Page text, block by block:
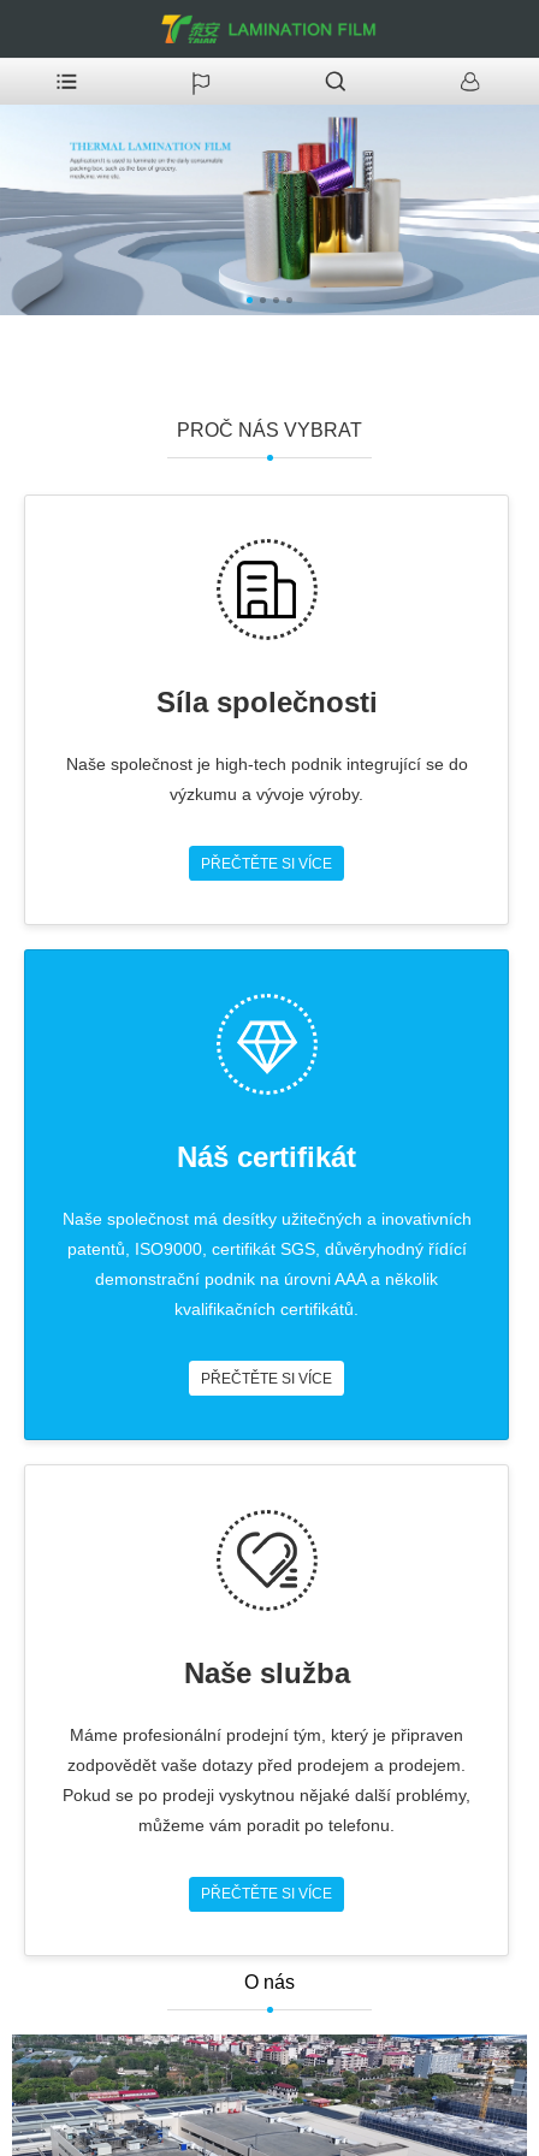
PROČ NÁS VYBRAT
Síla společnosti
Naše společnost je high-tech podnik integrující se do
výzkumu a vývoje výroby.
PŘEČTĚTE SI VÍCE
Náš certifikát
Naše společnost má desítky užitečných a inovativních
patentů, ISO9000, certifikát SGS, důvěryhodný řídící
demonstrační podnik na úrovni AAA a několik
kvalifikačních certifikátů.
PŘEČTĚTE SI VÍCE
Naše služba
Máme profesionální prodejní tým, který je připraven
zodpovědět vaše dotazy před prodejem a prodejem.
Pokud se po prodeji vyskytnou nějaké další problémy,
můžeme vám poradit po telefonu.
PŘEČTĚTE SI VÍCE
O nás